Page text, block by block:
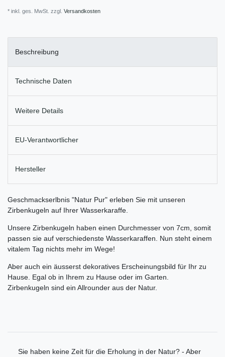
* inkl. ges. MwSt. zzgl. Versandkosten
Beschreibung
Technische Daten
Weitere Details
EU-Verantwortlicher
Hersteller
Geschmackserlbnis "Natur Pur" erleben Sie mit unseren
Zirbenkugeln auf Ihrer Wasserkaraffe.
Unsere Zirbenkugeln haben einen Durchmesser von 7cm, somit
passen sie auf verschiedenste Wasserkaraffen. Nun steht einem
vitalem Tag nichts mehr im Wege!
Aber auch ein äusserst dekoratives Erscheinungsbild für Ihr zu
Hause. Egal ob in Ihrem zu Hause oder im Garten.
Zirbenkugeln sind ein Allrounder aus der Natur.
Sie haben keine Zeit für die Erholung in der Natur? - Aber